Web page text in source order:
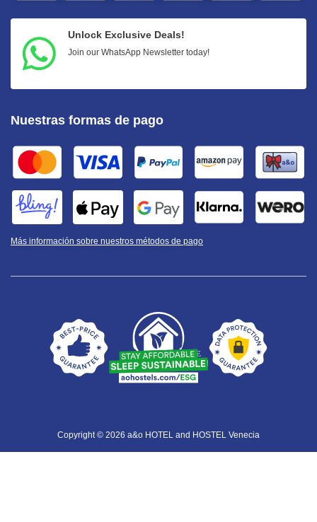
Unlock Exclusive Deals!
Join our WhatsApp Newsletter today!
Nuestras formas de pago
Más información sobre nuestros métodos de pago
Copyright © 2026 a&o HOTEL and HOSTEL Venecia